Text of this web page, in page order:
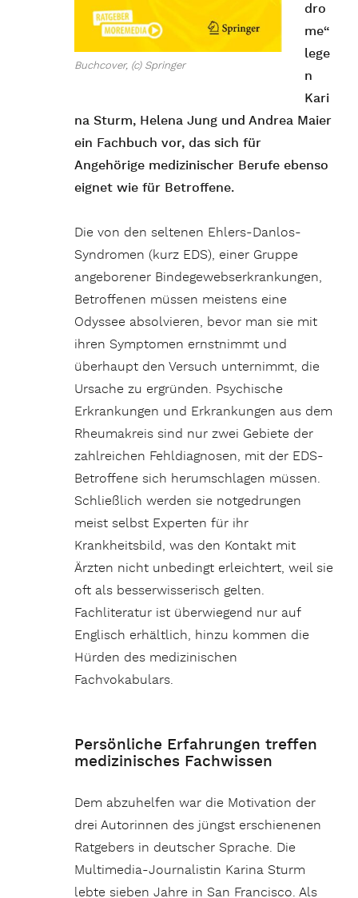
Buchcover, (c) Springer
dro
me“
lege
n
Kari
na Sturm, Helena Jung und Andrea Maier
ein Fachbuch vor, das sich für
Angehörige medizinischer Berufe ebenso
eignet wie für Betroffene.
Die von den seltenen Ehlers-Danlos-
Syndromen (kurz EDS), einer Gruppe
angeborener Bindegewebserkrankungen,
Betroffenen müssen meistens eine
Odyssee absolvieren, bevor man sie mit
ihren Symptomen ernstnimmt und
überhaupt den Versuch unternimmt, die
Ursache zu ergründen. Psychische
Erkrankungen und Erkrankungen aus dem
Rheumakreis sind nur zwei Gebiete der
zahlreichen Fehldiagnosen, mit der EDS-
Betroffene sich herumschlagen müssen.
Schließlich werden sie notgedrungen
meist selbst Experten für ihr
Krankheitsbild, was den Kontakt mit
Ärzten nicht unbedingt erleichtert, weil sie
oft als besserwisserisch gelten.
Fachliteratur ist überwiegend nur auf
Englisch erhältlich, hinzu kommen die
Hürden des medizinischen
Fachvokabulars.
Persönliche Erfahrungen treffen
medizinisches Fachwissen
Dem abzuhelfen war die Motivation der
drei Autorinnen des jüngst erschienenen
Ratgebers in deutscher Sprache. Die
Multimedia-Journalistin Karina Sturm
lebte sieben Jahre in San Francisco. Als